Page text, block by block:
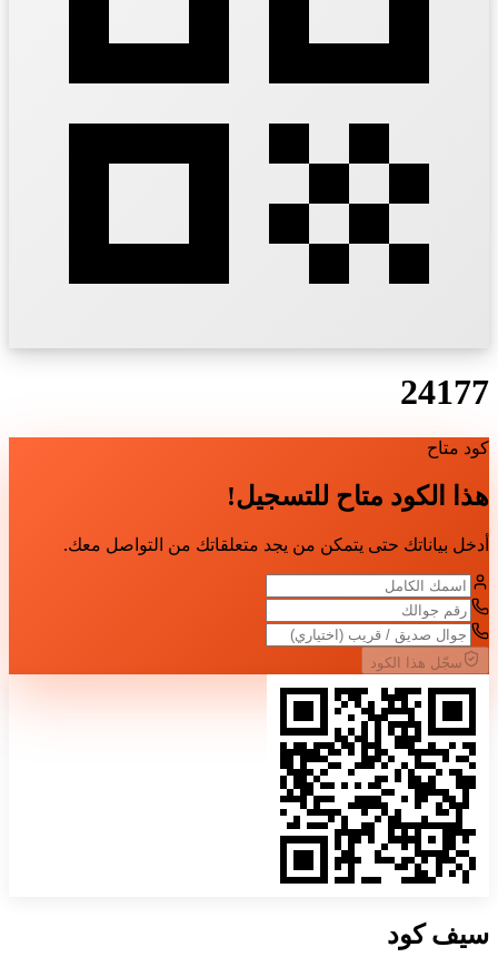
24177
كود متاح
هذا الكود متاح للتسجيل!
أدخل بياناتك حتى يتمكن من يجد متعلقاتك من التواصل معك.
سجّل هذا الكود
سيفكود